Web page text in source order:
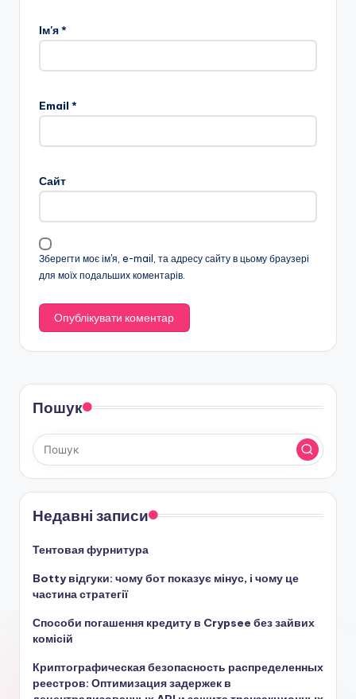
Ім'я*
Email *
Сайт
Зберегти моє ім'я, e-mail, та адресу сайту в цьому браузері
для моїх подальших коментарів.
Пошук
Недавні записи
Тентовая фурнитура
Botty відгуки: чому бот показує мінус, і чому це
частина стратегії
Способи погашення кредиту в Crypsee без зайвих
комісій
Криптографическая безопасность распределенных
реестров: Оптимизация задержек в